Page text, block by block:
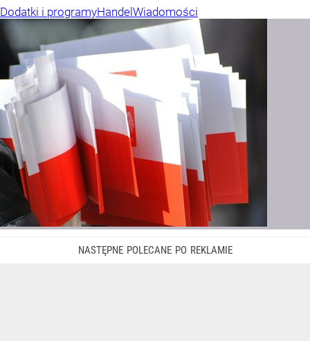
Dodatki i programyHandelWiadomości